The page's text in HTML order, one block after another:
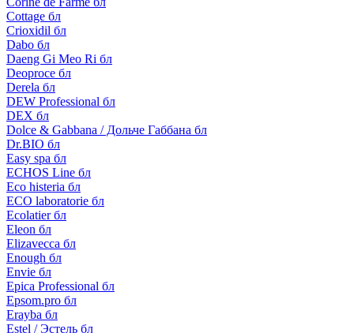
Cottage бл
Crioxidil бл
Dabo бл
Daeng Gi Meo Ri бл
Deoproce бл
Derela бл
DEW Professional бл
DEX бл
Dolce & Gabbana / Дольче Габбана бл
Dr.BIO бл
Easy spa бл
ECHOS Line бл
Eco histeria бл
ECO laboratorie бл
Ecolatier бл
Eleon бл
Elizavecca бл
Enough бл
Envie бл
Epica Professional бл
Epsom.pro бл
Erayba бл
Estel / Эстель бл